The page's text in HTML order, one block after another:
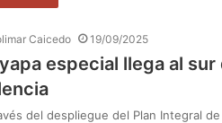
Caicedo 19/09/2025
especial llega al sur
del despliegue del Plan Integral